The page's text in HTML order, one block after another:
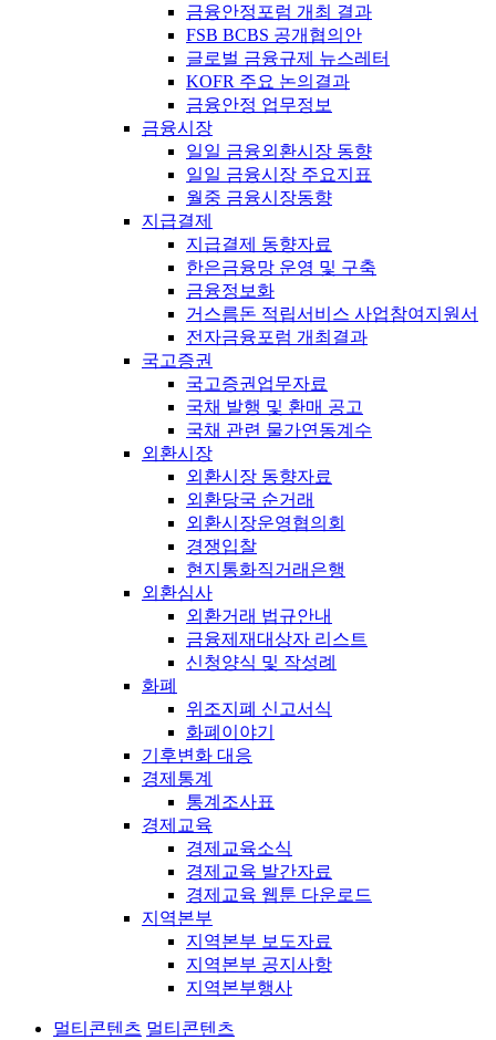
금융안정포럼 개최 결과
FSB BCBS 공개협의안
글로벌 금융규제 뉴스레터
KOFR 주요 논의결과
금융안정 업무정보
금융시장
일일 금융외환시장 동향
일일 금융시장 주요지표
월중 금융시장동향
지급결제
지급결제 동향자료
한은금융망 운영 및 구축
금융정보화
거스름돈 적립서비스 사업참여지원서
전자금융포럼 개최결과
국고증권
국고증권업무자료
국채 발행 및 환매 공고
국채 관련 물가연동계수
외환시장
외환시장 동향자료
외환당국 순거래
외환시장운영협의회
경쟁입찰
현지통화직거래은행
외환심사
외환거래 법규안내
금융제재대상자 리스트
신청양식 및 작성례
화폐
위조지폐 신고서식
화폐이야기
기후변화 대응
경제통계
통계조사표
경제교육
경제교육소식
경제교육 발간자료
경제교육 웹툰 다운로드
지역본부
지역본부 보도자료
지역본부 공지사항
지역본부행사
멀티콘텐츠 멀티콘텐츠